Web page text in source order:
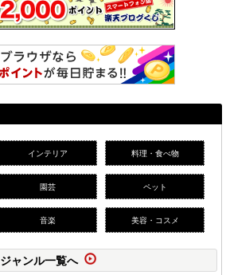
インテリア 料理・食べ物
園芸 ペット
音楽 美容・コスメ
ジャンル一覧へ